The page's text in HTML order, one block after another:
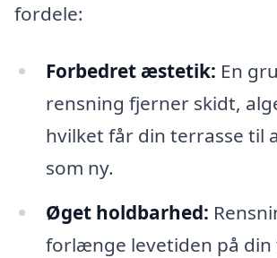
fordele:
Forbedret æstetik: En
rensning fjerner skidt,
hvilket får din terrasse til
som ny.
Øget holdbarhed:
forlænge levetiden på